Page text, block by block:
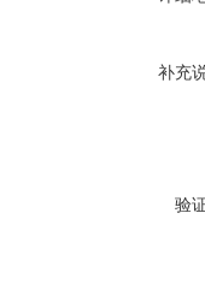
补充
验